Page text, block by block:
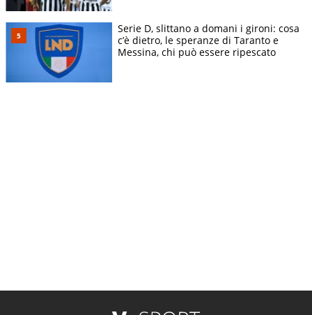
Serie D, slittano a domani i gironi: cosa
c’è dietro, le speranze di Taranto e
Messina, chi può essere ripescato